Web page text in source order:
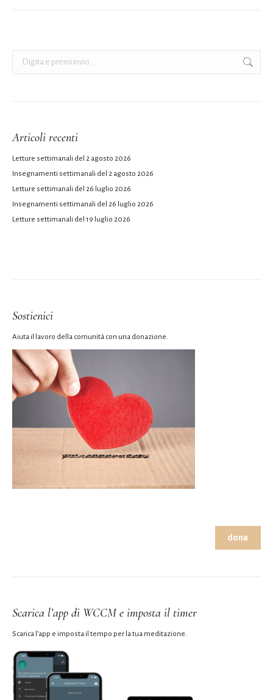
Articoli recenti
Letture settimanali del 2 agosto 2026
Insegnamenti settimanali del 2 agosto 2026
Letture settimanali del 26 luglio 2026
Insegnamenti settimanali del 26 luglio 2026
Letture settimanali del 19 luglio 2026
Sostienici
Aiuta il lavoro della comunità con una donazione.
dona
Scarica l’app di WCCM e imposta il timer
Scarica l’app e imposta il tempo per la tua meditazione.